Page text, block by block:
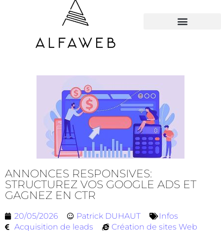
ANNONCES RESPONSIVES:
STRUCTUREZ VOS GOOGLE ADS ET
GAGNEZ EN CTR
20/05/2026 Patrick DUHAUT
Infos
Acquisition de leads
Création de sites Web